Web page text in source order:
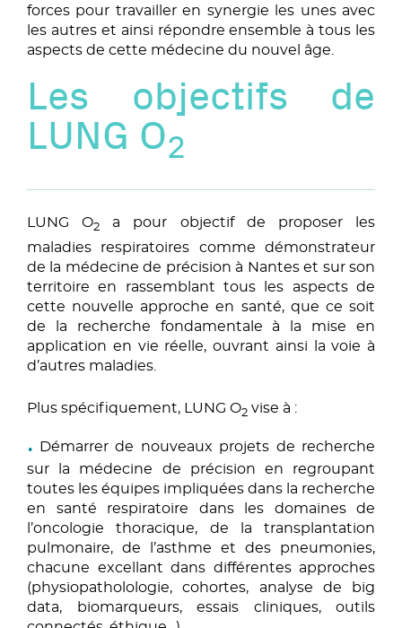
forces pour travailler en synergie les unes avec
les autres et ainsi répondre ensemble à tous les
aspects de cette médecine du nouvel âge.
Les objectifs de
LUNG O2
LUNG O2
a pour objectif de proposer les
maladies respiratoires comme démonstrateur
de la médecine de précision à Nantes et sur son
territoire en rassemblant tous les aspects de
cette nouvelle approche en santé, que ce soit
de la recherche fondamentale à la mise en
application en vie réelle, ouvrant ainsi la voie à
d’autres maladies.
Plus spécifiquement, LUNG O2 vise à :
Démarrer de nouveaux projets de recherche
sur la médecine de précision en regroupant
toutes les équipes impliquées dans la recherche
en santé respiratoire dans les domaines de
l’oncologie thoracique, de la transplantation
pulmonaire, de l’asthme et des pneumonies,
chacune excellant dans différentes approches
(physiopatholologie, cohortes, analyse de big
data, biomarqueurs, essais cliniques, outils